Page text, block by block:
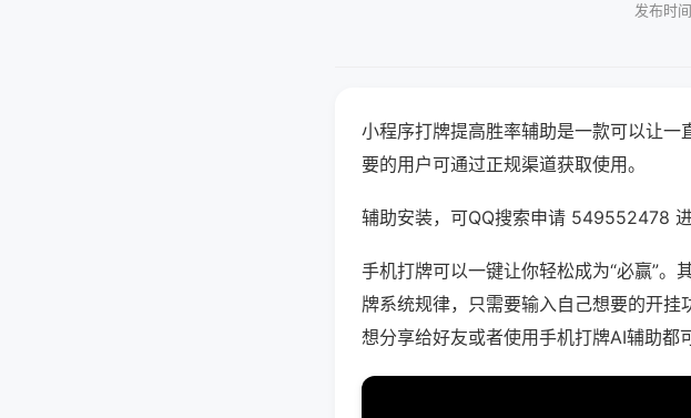
发布时
小程序打牌提高胜率辅助是一款可以让一
要的用户可通过正规渠道获取使用。
辅助安装，可QQ搜索申请 549552478
手机打牌可以一键让你轻松成为“必赢”
牌系统规律，只需要输入自己想要的开
想分享给好友或者使用手机打牌AI辅助都